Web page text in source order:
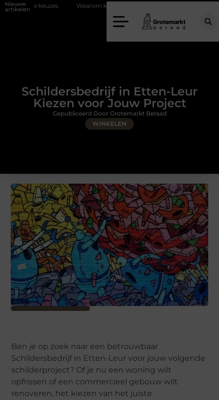
Nieuwe
artikelen
Waarom kiezen voor een rijschool in Utrecht?
Schildersbedrijf in Etten-Leur
Kiezen voor Jouw Project
WINKELEN
Gepubliceerd Door Grotemarkt Beraad
Ben je op zoek naar een betrouwbaar
Schildersbedrijf in Etten-Leur voor jouw volgende
schilderproject? Of je nu een woning wilt
opfrissen of een commercieel gebouw wilt
renoveren, het kiezen van het juiste